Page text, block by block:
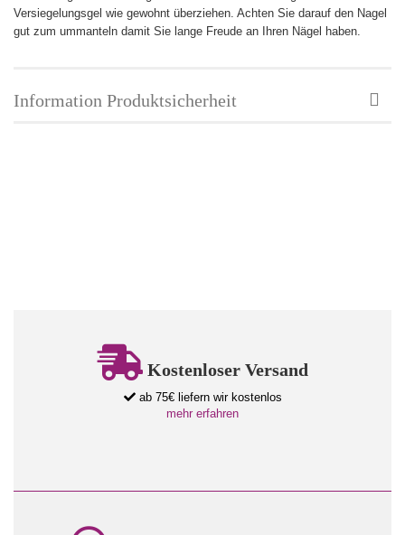
Versiegelungsgel wie gewohnt überziehen. Achten Sie darauf den Nagel
gut zum ummanteln damit Sie lange Freude an Ihren Nägel haben.
Information Produktsicherheit
Kostenloser Versand
ab 75€ liefern wir kostenlos
mehr erfahren